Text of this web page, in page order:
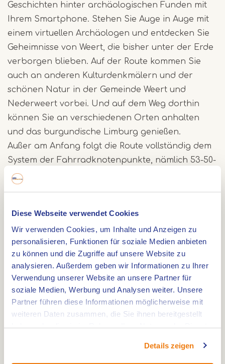
Diese Webseite verwendet Cookies
Wir verwenden Cookies, um Inhalte und Anzeigen zu
personalisieren, Funktionen für soziale Medien anbieten
zu können und die Zugriffe auf unsere Website zu
analysieren. Außerdem geben wir Informationen zu Ihrer
Verwendung unserer Website an unsere Partner für
soziale Medien, Werbung und Analysen weiter. Unsere
Partner führen diese Informationen möglicherweise mit
weiteren Daten zusammen, die Sie ihnen bereitgestellt
haben oder die sie im Rahmen Ihrer Nutzung der Dienste
Details zeigen
Geschichten hinter archäologischen Funden mit
Ihrem Smartphone. Stehen Sie Auge in Auge mit
einem virtuellen Archäologen und entdecken Sie
Geheimnisse von Weert, die bisher unter der Erde
verborgen blieben. Auf der Route kommen Sie
auch an anderen Kulturdenkmälern und der
schönen Natur in der Gemeinde Weert und
Nederweert vorbei. Und auf dem Weg dorthin
können Sie an verschiedenen Orten anhalten
und das burgundische Limburg genießen.
Außer am Anfang folgt die Route vollständig dem
System der Fahrradknotenpunkte, nämlich 53-50-
41-40-77-78-76-69-51-73-70-72-73-53. Sie können den
jedoch der Markt in Weert.
Überblick über die Route
Die Route ist vollständig in derApp Archeo Route
Limburgenthalten. Laden Sie die App herunter
und starten Sie die Route aus der App. Unterwegs
werden Sie über eine Glocke gewarnt, wenn Sie